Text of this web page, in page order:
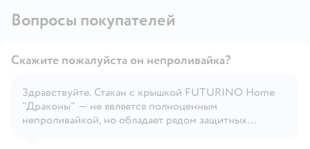
Вопросы покупателей
Открыть вопрос
Скажите пожалуйста он непроливайка?
Здравствуйте. Стакан с крышкой FUTURINO Home
"Драконы" — не является полноценным
непроливайкой, но обладает рядом защитных